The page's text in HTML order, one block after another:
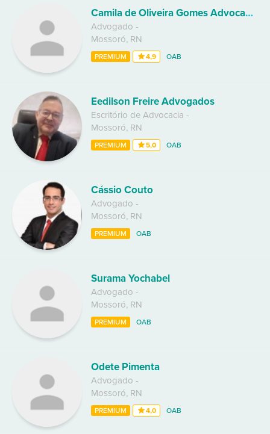
Camila de Oliveira Gomes Advocacia
Advogado -
Mossoró, RN
PREMIUM 4,9 OAB
Eedilson Freire Advogados
Escritório de Advocacia -
Mossoró, RN
PREMIUM 5,0 OAB
Cássio Couto
Advogado -
Mossoró, RN
PREMIUM OAB
Surama Yochabel
Advogado -
Mossoró, RN
PREMIUM OAB
Odete Pimenta
Advogado -
Mossoró, RN
PREMIUM 4,0 OAB